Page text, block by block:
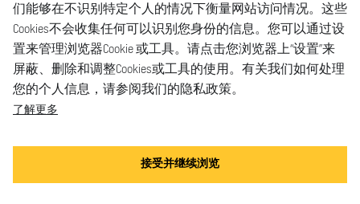
们能够在不识别特定个人的情况下衡量网站访问情况。这些
Cookies不会收集任何可以识别您身份的信息。您可以通过设
置来管理浏览器Cookie 或工具。请点击您浏览器上“设置”来
屏蔽、删除和调整Cookies或工具的使用。有关我们如何处理
您的个人信息，请参阅我们的隐私政策。
了解更多
接受并继续浏览